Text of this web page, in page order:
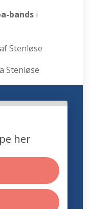
bands i
Stenløse
Stenløse
her